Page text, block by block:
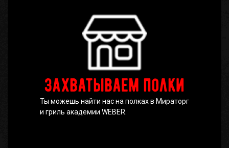
Захватываем полки
Ты можешь найти нас на полках в Мираторг
и гриль академии WEBER.